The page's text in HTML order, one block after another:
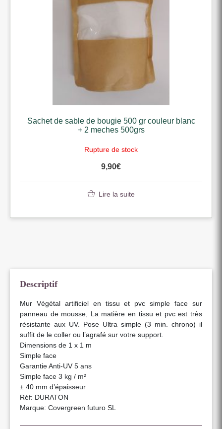
Sachet de sable de bougie 500 gr couleur blanc
+ 2 meches 500grs
Rupture de stock
9,90€
Lire la suite
Descriptif
Mur Végétal artificiel en tissu et pvc simple face sur
panneau de mousse, La matière en tissu et pvc est très
résistante aux UV. Pose Ultra simple (3 min. chrono) il
suffit de le coller ou l’agrafé sur votre support.
Dimensions de 1 x 1 m
Simple face
Garantie Anti-UV 5 ans
Simple face 3 kg / m²
± 40 mm d’épaisseur
Réf: DURATON
Marque: Covergreen futuro SL